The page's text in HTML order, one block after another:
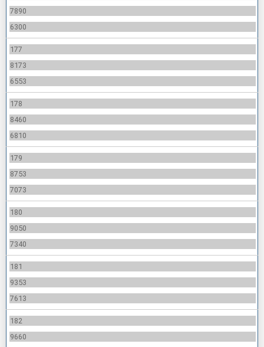
7890
6300
177
8173
6553
178
8460
6810
179
8753
7073
180
9050
7340
181
9353
7613
182
9660